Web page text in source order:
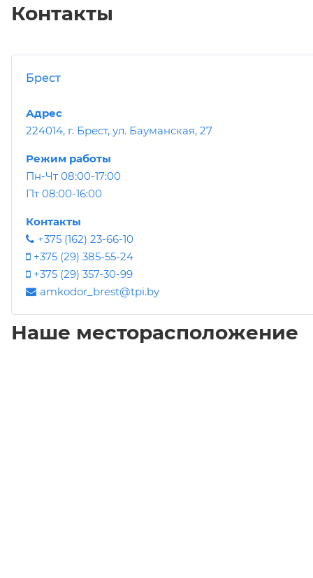
Контакты
Брест
Адрес
224014, г. Брест, ул. Бауманская, 27
Режим работы
Пн-Чт 08:00-17:00
Пт 08:00-16:00
Контакты
+375 (162) 23-66-10
+375 (29) 385-55-24
+375 (29) 357-30-99
amkodor_brest@tpi.by
Наше месторасположение